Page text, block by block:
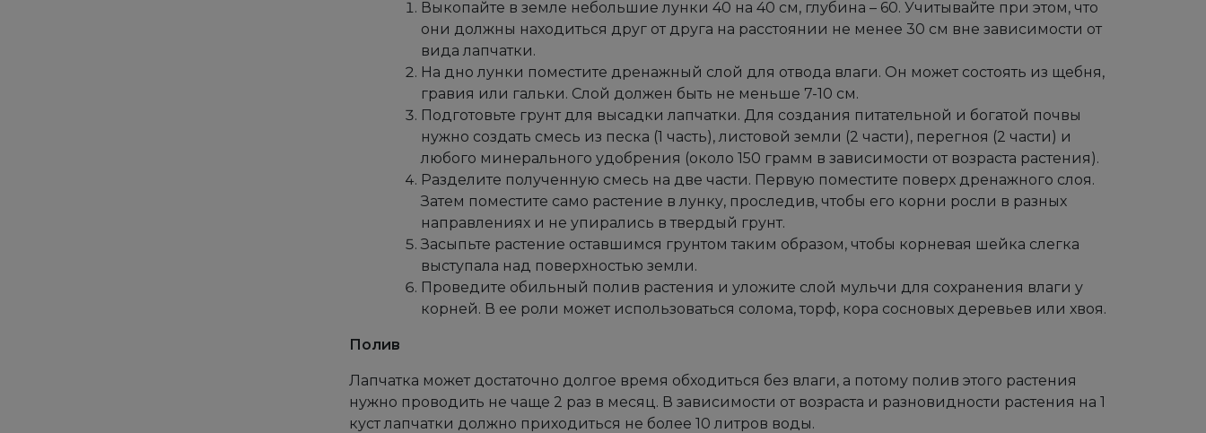
Выкопайте в земле небольшие лунки 40 на 40 см, глубина – 60. Учитывайте при этом, что
они должны находиться друг от друга на расстоянии не менее 30 см вне зависимости от
вида лапчатки.
На дно лунки поместите дренажный слой для отвода влаги. Он может состоять из щебня,
гравия или гальки. Слой должен быть не меньше 7-10 см.
Подготовьте грунт для высадки лапчатки. Для создания питательной и богатой почвы
нужно создать смесь из песка (1 часть), листовой земли (2 части), перегноя (2 части) и
любого минерального удобрения (около 150 грамм в зависимости от возраста растения).
Разделите полученную смесь на две части. Первую поместите поверх дренажного слоя.
Затем поместите само растение в лунку, проследив, чтобы его корни росли в разных
направлениях и не упирались в твердый грунт.
Засыпьте растение оставшимся грунтом таким образом, чтобы корневая шейка слегка
выступала над поверхностью земли.
Проведите обильный полив растения и уложите слой мульчи для сохранения влаги у
корней. В ее роли может использоваться солома, торф, кора сосновых деревьев или хвоя.
Полив
Лапчатка может достаточно долгое время обходиться без влаги, а потому полив этого растения
нужно проводить не чаще 2 раз в месяц. В зависимости от возраста и разновидности растения на 1
куст лапчатки должно приходиться не более 10 литров воды.